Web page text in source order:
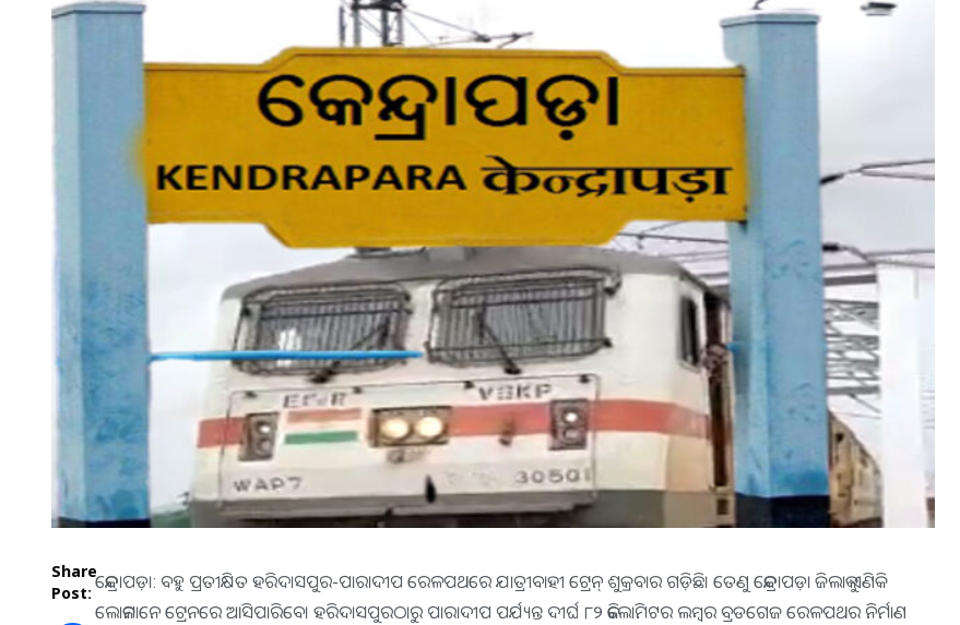
Share
Post:
କେନ୍ଦ୍ରାପଡ଼ା: ବହୁ ପ୍ରତୀକ୍ଷିତ ହରିଦାସପୁର-ପାରାଦୀପ ରେଳପଥରେ ଯାତ୍ରୀବାହୀ ଟ୍ରେନ୍‍ ଶୁକ୍ରବାର ଗଡ଼ିଛି। ତେଣୁ କେନ୍ଦ୍ରାପଡ଼ା ଜିଲାକୁ ଏଣିକି
ଲୋକମାନେ ଟ୍ରେନରେ ଆସିପାରିବେ। ହରିଦାସପୁରଠାରୁ ପାରାଦୀପ ପର୍ଯ୍ୟନ୍ତ ଦୀର୍ଘ ୮୨ କିଲୋମିଟର ଲମ୍ବର ବ୍ରଡଗେଜ ରେଳପଥର ନିର୍ମାଣ